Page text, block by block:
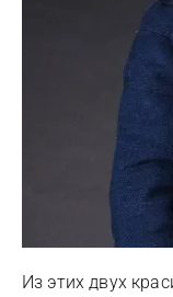
Из этих двух